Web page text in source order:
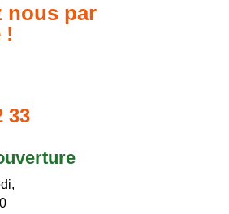
nous par
!
33